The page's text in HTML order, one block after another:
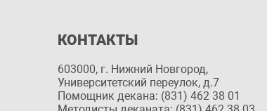
КОНТАКТЫ
603000, г. Нижний Новгород,
Университетский переулок, д.7
Помощник декана: (831) 462 38 01